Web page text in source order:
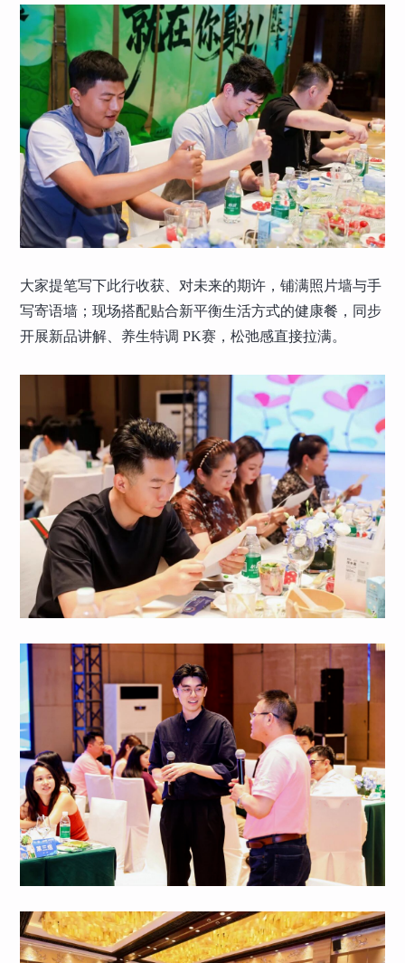
大家提笔写下此行收获、对未来的期许，铺满照片墙与手
写寄语墙；现场搭配贴合新平衡生活方式的健康餐，同步
开展新品讲解、养生特调 PK赛，松弛感直接拉满。